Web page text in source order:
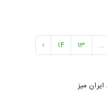
...
13
14
›